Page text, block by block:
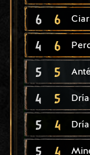
6 6
4 6
5 5
4 5
5 4
5 4